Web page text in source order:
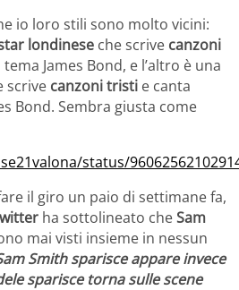
io loro stili sono molto vicini:
londinese che scrive canzoni
James Bond, e l’altro è una
scrive canzoni tristi e canta
Bond. Sembra giusta come
status/
il giro un paio di settimane fa,
ha sottolineato cheSam
mai visti insieme in nessun
Smith sparisce appare invece
sparisce torna sulle scene